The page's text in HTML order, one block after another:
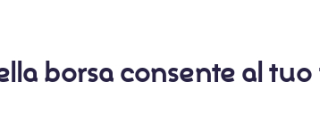
borsa consente al